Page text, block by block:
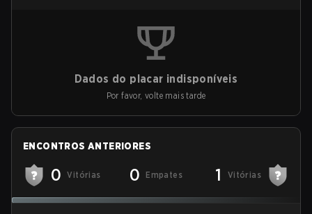
Dados do placar indisponíveis
Por favor, volte mais tarde
ENCONTROS ANTERIORES
0 Vitórias 0 Empates 1 Vitórias